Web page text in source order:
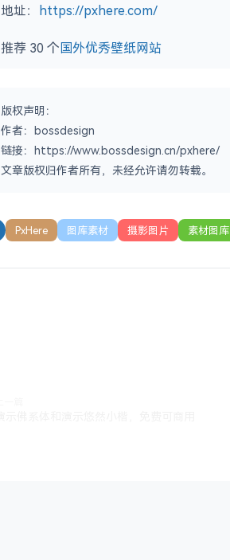
地址： https://pxhere.com/
推荐 30 个国外优秀壁纸网站
版权声明：
作者：bossdesign
链接：https://www.bossdesign.cn/pxhere/
文章版权归作者所有，未经允许请勿转载。
PxHere 图库素材 摄影图片 素材图库